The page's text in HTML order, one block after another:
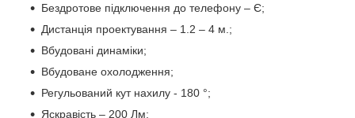
Бездротове підключення до телефону – Є;
Дистанція проектування – 1.2 – 4 м.;
Вбудовані динаміки;
Вбудоване охолодження;
Регульований кут нахилу - 180 °;
Яскравість – 200 Лм;